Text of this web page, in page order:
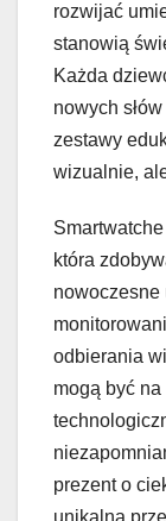
rozwijać
stanowią
Każda
nowych
zestawy
wizualnie,
która
nowoczesne
odbierania
mogą być
prezent o